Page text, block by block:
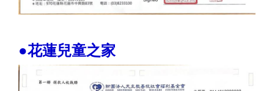
●花蓮兒童之家